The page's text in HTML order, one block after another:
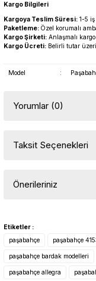
Kargo Bilgileri
Kargoya Teslim Süresi: 1-5
Paketleme: Özel korumalı
Kargo Şirketi: Anlaşmalı
Kargo Ücreti: Belirli tutar üzeri
Model :
Yorumlar (0)
Taksit Seçenekleri
Önerileriniz
konularda yetersiz
Görüş ve önerileriniz
Ürün resmi kalitesiz,
Etiketler :
paşabahçe
paşabahçe
paşabahçe bardak modelleri
paşabahçe allegra